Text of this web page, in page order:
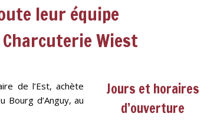
leur équipe
Wiest
de l’Est, achète
Bourg d’Anguy, au
Jours et horaires
d’ouverture